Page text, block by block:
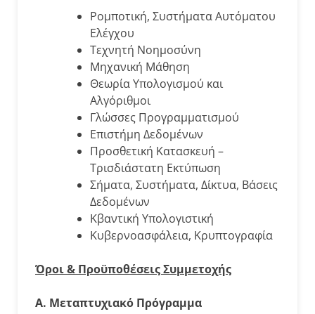
Ρομποτική, Συστήματα Αυτόματου
Ελέγχου
Τεχνητή Νοημοσύνη
Μηχανική Μάθηση
Θεωρία Υπολογισμού και
Αλγόριθμοι
Γλώσσες Προγραμματισμού
Επιστήμη Δεδομένων
Προσθετική Κατασκευή –
Τρισδιάστατη Εκτύπωση
Σήματα, Συστήματα, Δίκτυα, Βάσεις
Δεδομένων
Κβαντική Υπολογιστική
Κυβερνοασφάλεια, Κρυπτογραφία
Όροι & Προϋποθέσεις Συμμετοχής
Α. Μεταπτυχιακό Πρόγραμμα